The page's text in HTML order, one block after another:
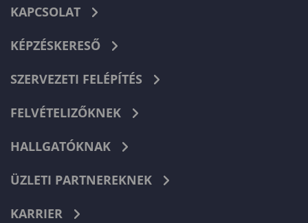
KAPCSOLAT
KÉPZÉSKERESŐ
SZERVEZETI FELÉPÍTÉS
FELVÉTELIZŐKNEK
HALLGATÓKNAK
ÜZLETI PARTNEREKNEK
KARRIER